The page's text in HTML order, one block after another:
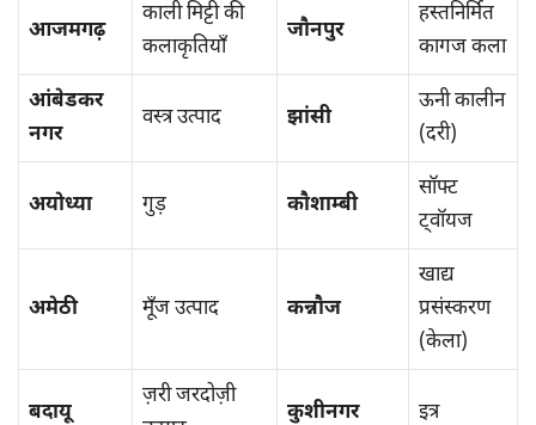
आजमगढ़
काली मिट्टी की
कलाकृतियाँ
जौनपुर
हस्तनिर्मित
कागज कला
आंबेडकर
नगर
वस्त्र उत्पाद झांसी
ऊनी कालीन
(दरी)
अयोध्या गुड़ कौशाम्बी
सॉफ्ट
ट्वॉयज
अमेठी मूँज उत्पाद कन्नौज
खाद्य
प्रसंस्करण
(केला)
बदायू
ज़री जरदोज़ी
कुशीनगर इत्र